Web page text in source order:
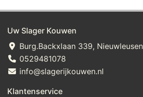
Uw Slager Kouwen
Burg.Backxlaan 339, Nieuwleusen
0529481078
info@slagerijkouwen.nl
Klantenservice